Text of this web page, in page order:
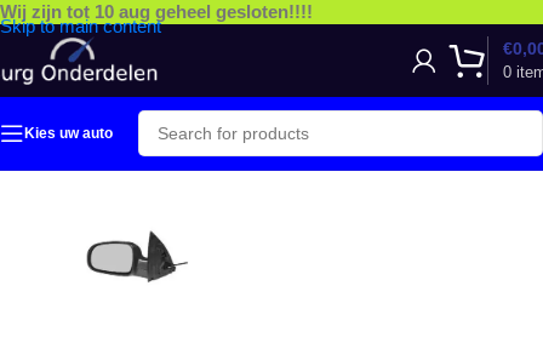
Skip to main content
Wij zijn tot 10 aug geheel gesloten!!!!
0
€
Kies uw auto